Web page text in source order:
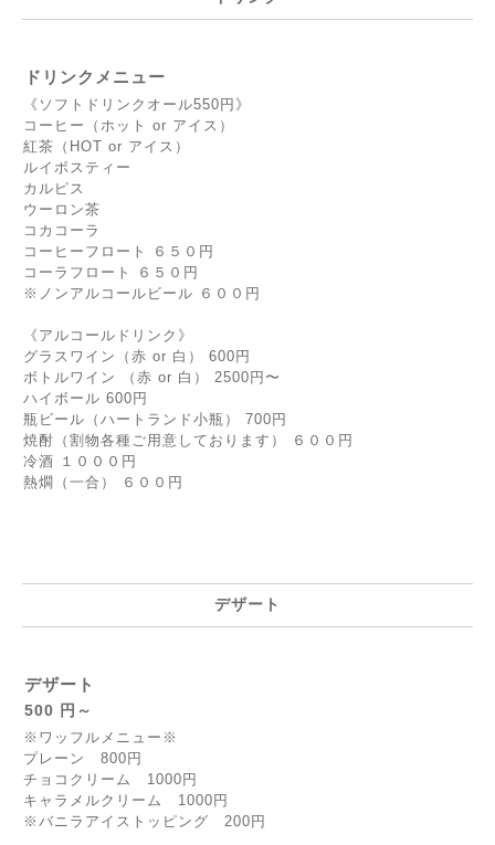
ドリンクメニュー
《ソフトドリンクオール550円》
コーヒー（ホット or アイス）
紅茶（HOT or アイス）
ルイボスティー
カルピス
ウーロン茶
コカコーラ
コーヒーフロート ６５０円
コーラフロート ６５０円
※ノンアルコールビール ６００円
《アルコールドリンク》
グラスワイン（赤 or 白） 600円
ボトルワイン （赤 or 白） 2500円〜
ハイボール 600円
瓶ビール（ハートランド小瓶） 700円
焼酎（割物各種ご用意しております） ６００円
冷酒 １０００円
熱燗（一合） ６００円
デザート
デザート
500 円～
※ワッフルメニュー※
プレーン 800円
チョコクリーム 1000円
キャラメルクリーム 1000円
※バニラアイストッピング 200円